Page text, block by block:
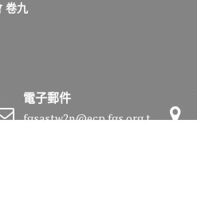
卷九
電子郵件
fgsastw2n@ecp.fgs.org.t